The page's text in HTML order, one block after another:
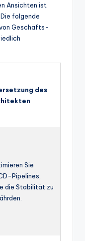
Ansichten ist
folgende
Geschäfts-
des
Sie
Pipelines,
die Stabilität zu